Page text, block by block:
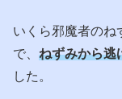
いくら邪魔者のね
で、 ねずみから逃
した。